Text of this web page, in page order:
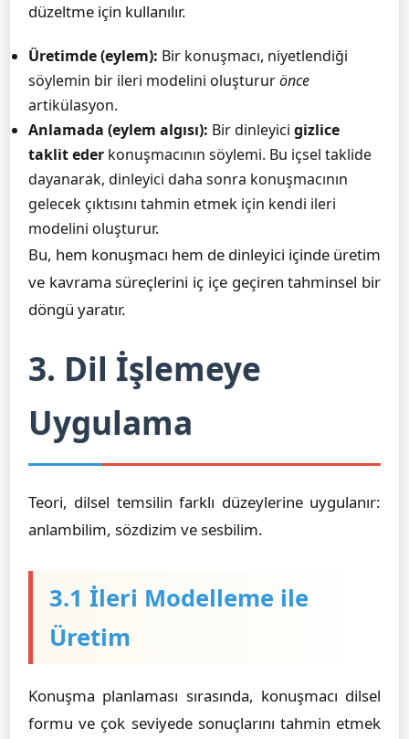
düzeltme için kullanılır.
Üretimde (eylem): Bir konuşmacı, niyetlendiği
söylemin bir ileri modelini oluştururönce
artikülasyon.
Anlamada (eylem algısı): Bir dinleyici gizlice
taklit eder konuşmacının söylemi. Bu içsel taklide
dayanarak, dinleyici daha sonra konuşmacının
gelecek çıktısını tahmin etmek için kendi ileri
modelini oluşturur.
Bu, hem konuşmacı hem de dinleyici içinde üretim
ve kavrama süreçlerini iç içe geçiren tahminsel bir
döngü yaratır.
3. Dil İşlemeye
Uygulama
Teori, dilsel temsilin farklı düzeylerine uygulanır:
anlambilim, sözdizim ve sesbilim.
3.1 İleri Modelleme ile
Üretim
Konuşma planlaması sırasında, konuşmacı dilsel
formu ve çok seviyede sonuçlarını tahmin etmek